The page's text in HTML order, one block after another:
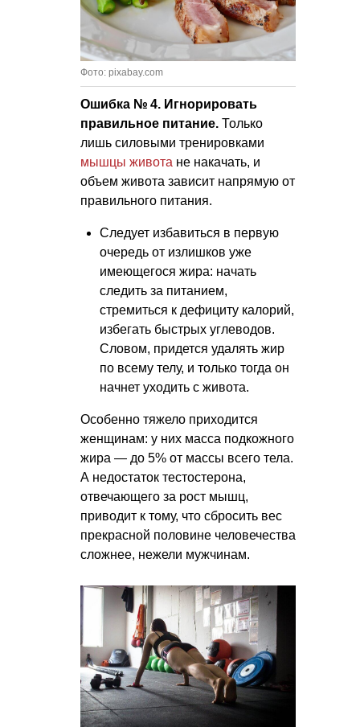
Фото: pixabay.com
Ошибка № 4. Игнорировать
правильное питание. Только
лишь силовыми тренировками
мышцы живота не накачать, и
объем живота зависит напрямую от
правильного питания.
Следует избавиться в первую
очередь от излишков уже
имеющегося жира: начать
следить за питанием,
стремиться к дефициту калорий,
избегать быстрых углеводов.
Словом, придется удалять жир
по всему телу, и только тогда он
начнет уходить с живота.
Особенно тяжело приходится
женщинам: у них масса подкожного
жира — до 5% от массы всего тела.
А недостаток тестостерона,
отвечающего за рост мышц,
приводит к тому, что сбросить вес
прекрасной половине человечества
сложнее, нежели мужчинам.